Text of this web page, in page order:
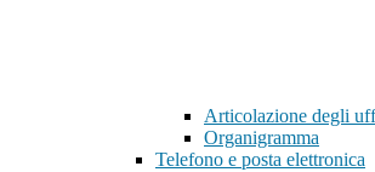
Articolazione degli
Organigramma
Telefono e posta elettronica